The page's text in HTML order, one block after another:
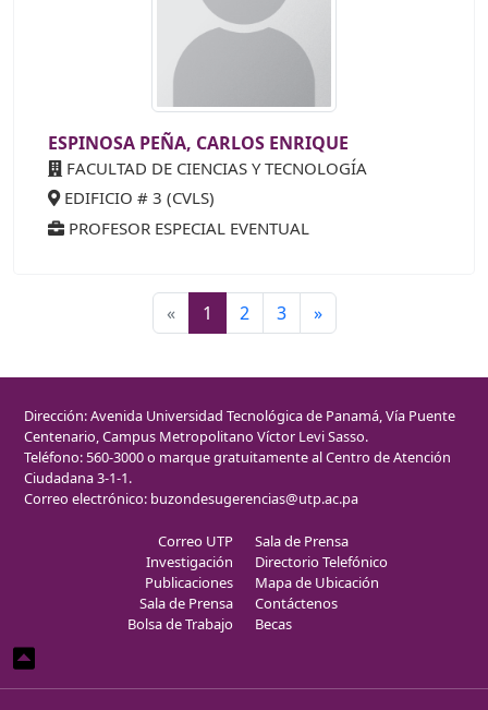
ESPINOSA PEÑA, CARLOS ENRIQUE
FACULTAD DE CIENCIAS Y TECNOLOGÍA
EDIFICIO # 3 (CVLS)
PROFESOR ESPECIAL EVENTUAL
« 1 2 3 »
Dirección: Avenida Universidad Tecnológica de Panamá, Vía Puente
Centenario, Campus Metropolitano Víctor Levi Sasso.
Teléfono: 560-3000 o marque gratuitamente al Centro de Atención
Ciudadana 3-1-1.
Correo electrónico: buzondesugerencias@utp.ac.pa
Correo UTP
Investigación
Publicaciones
Sala de Prensa
Bolsa de Trabajo
Sala de Prensa
Directorio Telefónico
Mapa de Ubicación
Contáctenos
Becas